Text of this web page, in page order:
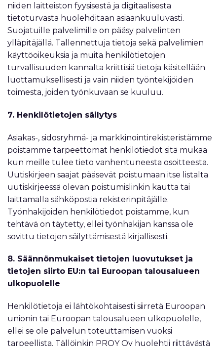
niiden laitteiston fyysisestä ja digitaalisesta
tietoturvasta huolehditaan asiaankuuluvasti.
Suojatuille palvelimille on pääsy palvelinten
ylläpitäjällä. Tallennettuja tietoja sekä palvelimien
käyttöoikeuksia ja muita henkilötietojen
turvallisuuden kannalta kriittisiä tietoja käsitellään
luottamuksellisesti ja vain niiden työntekijöiden
toimesta, joiden työnkuvaan se kuuluu.
7. Henkilötietojen säilytys
Asiakas-, sidosryhmä- ja markkinointirekisteristämme
poistamme tarpeettomat henkilötiedot sitä mukaa
kun meille tulee tieto vanhentuneesta osoitteesta.
Uutiskirjeen saajat pääsevät poistumaan itse listalta
uutiskirjeessä olevan poistumislinkin kautta tai
laittamalla sähköpostia rekisterinpitäjälle.
Työnhakijoiden henkilötiedot poistamme, kun
tehtävä on täytetty, ellei työnhakijan kanssa ole
sovittu tietojen säilyttämisestä kirjallisesti.
8. Säännönmukaiset tietojen luovutukset ja
tietojen siirto EU:n tai Euroopan talousalueen
ulkopuolelle
Henkilötietoja ei lähtökohtaisesti siirretä Euroopan
unionin tai Euroopan talousalueen ulkopuolelle,
ellei se ole palvelun toteuttamisen vuoksi
tarpeellista. Tällöinkin PROY Oy huolehtii riittävästä